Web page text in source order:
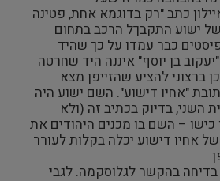
כתב "רק בדוגמא אחת, פטינה
ישוע התקבךל הרכב בתחום
כבר עמדו על כך שהיד
בן יוסף" איננה היד שחרטה
ברצוני להציע שהזייפן מצא
"אחיו דישוע". השם ישוע היה
השני, בדיוק בכתיב זה (ולא
– השם בו מכנים היהודים את
אחיו דישוע יכלה בקלות לעורר
בדיחה בהקשר לגלוסקמה. לגבי